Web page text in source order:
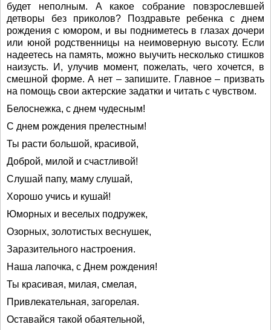
будет неполным. А какое собрание повзрослевшей
детворы без приколов? Поздравьте ребенка с днем
рождения с юмором, и вы подниметесь в глазах дочери
или юной родственницы на неимоверную высоту. Если
надеетесь на память, можно выучить несколько стишков
наизусть. И, улучив момент, пожелать, чего хочется, в
смешной форме. А нет – запишите. Главное – призвать
на помощь свои актерские задатки и читать с чувством.
Белоснежка, с днем чудесным!
С днем рождения прелестным!
Ты расти большой, красивой,
Доброй, милой и счастливой!
Слушай папу, маму слушай,
Хорошо учись и кушай!
Юморных и веселых подружек,
Озорных, золотистых веснушек,
Заразительного настроения.
Наша лапочка, с Днем рождения!
Ты красивая, милая, смелая,
Привлекательная, загорелая.
Оставайся такой обаятельной,